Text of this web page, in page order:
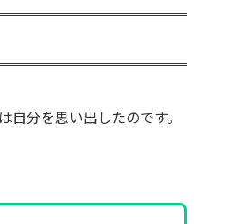
分を思い出したのです。